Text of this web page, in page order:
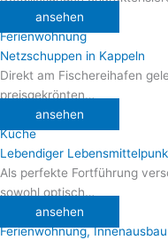
ansehen
Ferienwohnung
Netzschuppen in Kappeln
Direkt am Fischereihafen
preisgekrönten…
ansehen
Küche
Lebendiger
Als perfekte Fortführung
sowohl optisch…
ansehen
Ferienwohnung,Innenausbau